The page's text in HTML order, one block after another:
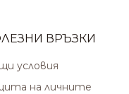
ВРЪЗКИ
условия
на личните